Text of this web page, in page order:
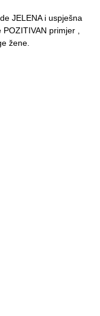
JELENA i uspješna
primjer ,
žene.